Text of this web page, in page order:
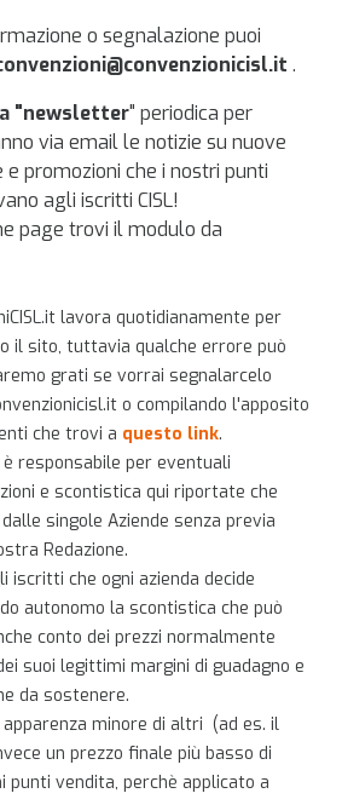
o segnalazione puoi
.
"newsletter" periodica per
via email le notizie su nuove
promozioni che i nostri punti
agli iscritti CISL!
page trovi il modulo da
lavora quotidianamente per
il sito, tuttavia qualche errore può
grati se vorrai segnalarcelo
o compilando l'apposito
che trovi a questo link.
responsabile per eventuali
e scontistica qui riportate che
singole Aziende senza previa
Redazione.
iscritti che ogni azienda decide
autonomo la scontistica che può
conto dei prezzi normalmente
suoi legittimi margini di guadagno e
da sostenere.
minore di altri (ad es. il
un prezzo finale più basso di
punti vendita, perchè applicato a